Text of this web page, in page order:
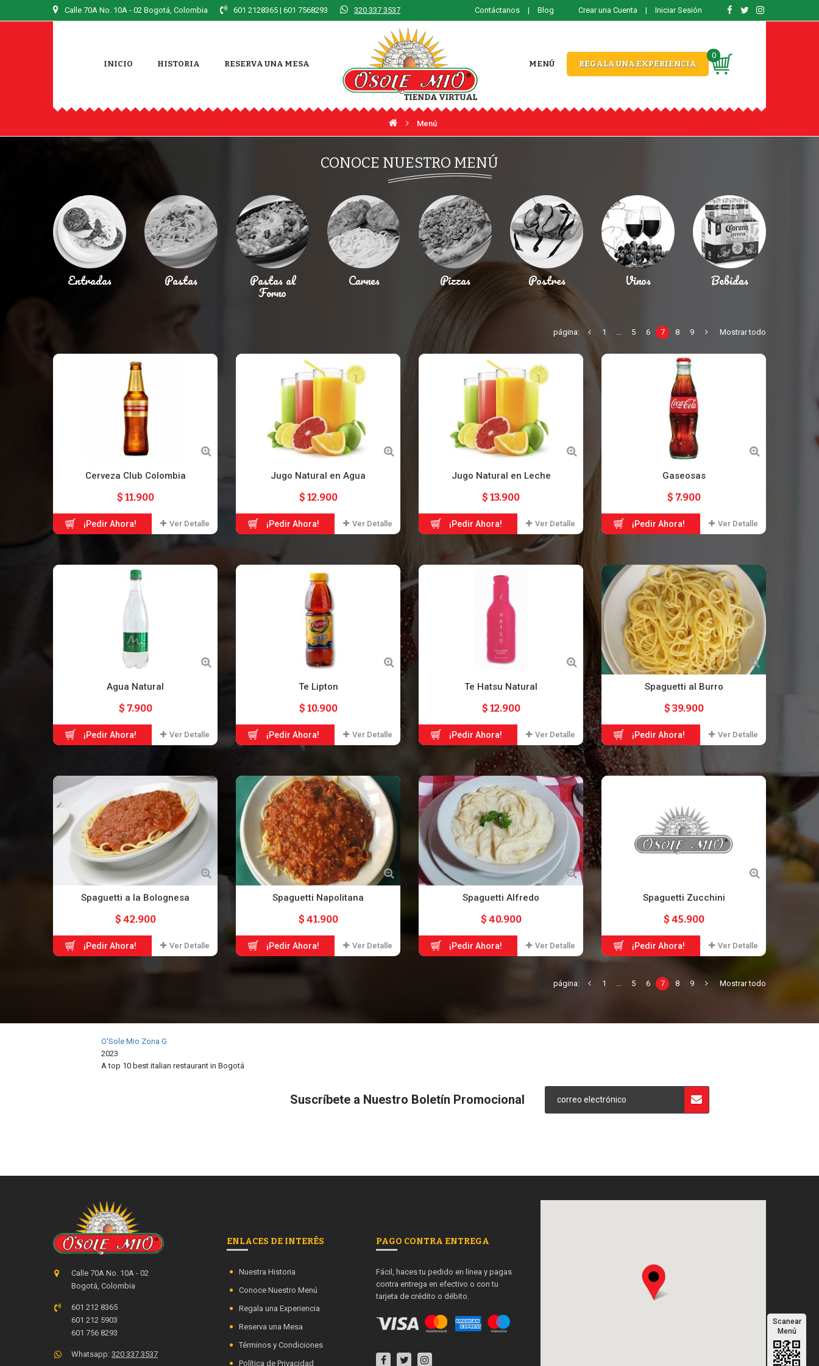
Calle 70A No. 10A - 02 Bogotá, Colombia 601 2128365 | 601 7568293 320 337 3537 Crear una Cuenta | Iniciar Sesión
Contáctanos | Blog
INICIO HISTORIA RESERVA UNA MESA MENÚ REGALA UNA EXPERIENCIA
0
Menú
CONOCE NUESTRO MENÚ
Entradas Pastas Pastas al
Forno
Carnes Pizzas Postres Vinos Bebidas
Mostrar todo
1 ... 5 6 7 8 9
página:
Cerveza Club Colombia
$ 11.900
¡Pedir Ahora! Ver Detalle
Jugo Natural en Agua
$ 12.900
¡Pedir Ahora! Ver Detalle
Jugo Natural en Leche
$ 13.900
¡Pedir Ahora! Ver Detalle
Gaseosas
$ 7.900
¡Pedir Ahora! Ver Detalle
Agua Natural
$ 7.900
¡Pedir Ahora! Ver Detalle
Te Lipton
$ 10.900
¡Pedir Ahora! Ver Detalle
Te Hatsu Natural
$ 12.900
¡Pedir Ahora! Ver Detalle
Spaguetti al Burro
$ 39.900
¡Pedir Ahora! Ver Detalle
Spaguetti a la Bolognesa
$ 42.900
¡Pedir Ahora! Ver Detalle
Spaguetti Napolitana
$ 41.900
¡Pedir Ahora! Ver Detalle
Spaguetti Alfredo
$ 40.900
¡Pedir Ahora! Ver Detalle
Spaguetti Zucchini
$ 45.900
¡Pedir Ahora! Ver Detalle
Mostrar todo
1 ... 5 6 7 8 9
página:
O'Sole Mio Zona G
2023
A top 10 best italian restaurant in Bogotá
Suscríbete a Nuestro Boletín Promocional
Calle 70A No. 10A - 02
Bogotá, Colombia
601 212 8365
601 212 5903
601 756 8293
Whatsapp: 320 337 3537
ENLACES DE INTERÉS
Nuestra Historia
Conoce Nuestro Menú
Regala una Experiencia
Reserva una Mesa
Términos y Condiciones
Política de Privacidad
PAGO CONTRA ENTREGA
Fácil, haces tu pedido en línea y pagas
contra entrega en efectivo o con tu
tarjeta de crédito o débito.
Scanear
Menú